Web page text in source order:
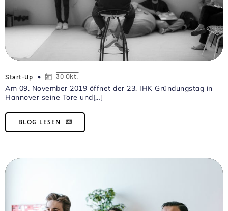
Start-Up 30 Okt.
Am 09. November 2019 öffnet der 23. IHK Gründungstag in
Hannover seine Tore und[…]
BLOG LESEN